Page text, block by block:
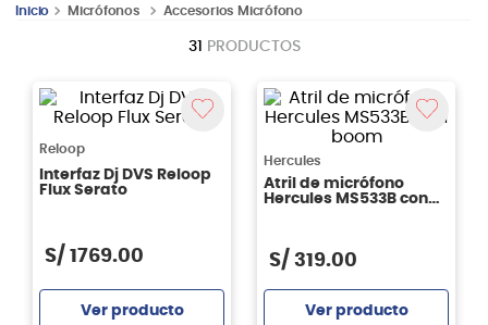
Micrófonos Accesorios Micrófono
31 PRODUCTOS
Reloop
Interfaz Dj DVS Reloop
Flux Serato
S/ 1769.00
Ver producto
Hercules
Atril de micrófono
Hercules MS533B con
S/ 319.00
Ver producto